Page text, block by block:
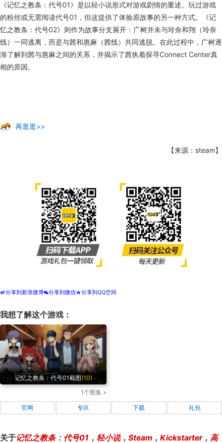
《记忆之教条：代号01》是以轻小说形式对游戏剧情的重述。玩过游戏
的粉丝或无需阅读代号01，但这提供了体验原故事的另一种方式。《记
忆之教条：代号02》则作为故事分支展开：广树并未与玲奈和翔（玲奈
线）一同逃离，而是与茜和惠麻（茜线）共同逃脱。在此过程中，广树逐
渐了解到茜与惠麻之间的关系，并揭示了茜执着探寻Connect Center真
相的原因。
再逛逛>>
【来源：steam】
t分享到新浪微博w分享到微信z分享到QQ空间
我想了解这个游戏：
记忆之教条：代号01截图(10)
1个图集 »
官网 专区 下载 礼包
关于记忆之教条：代号01 ， 轻小说， Steam ， Kickstarter， 高